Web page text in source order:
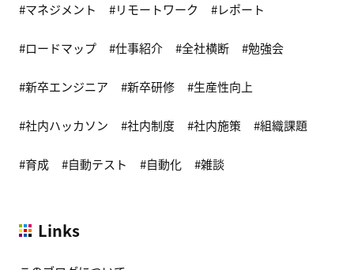
マネジメント リモートワーク レポート
ロードマップ 仕事紹介 全社横断 勉強会
新卒エンジニア 新卒研修 生産性向上
社内ハッカソン 社内制度 社内施策 組織課題
育成 自動テスト 自動化 雑談
Links